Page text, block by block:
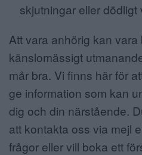
skjutningar eller dödligt
Att vara anhörig kan
känslomässigt
mår bra. Vi finns här för
ge information som kan
dig och din närstående.
att kontakta oss via mejl
frågor eller vill boka ett